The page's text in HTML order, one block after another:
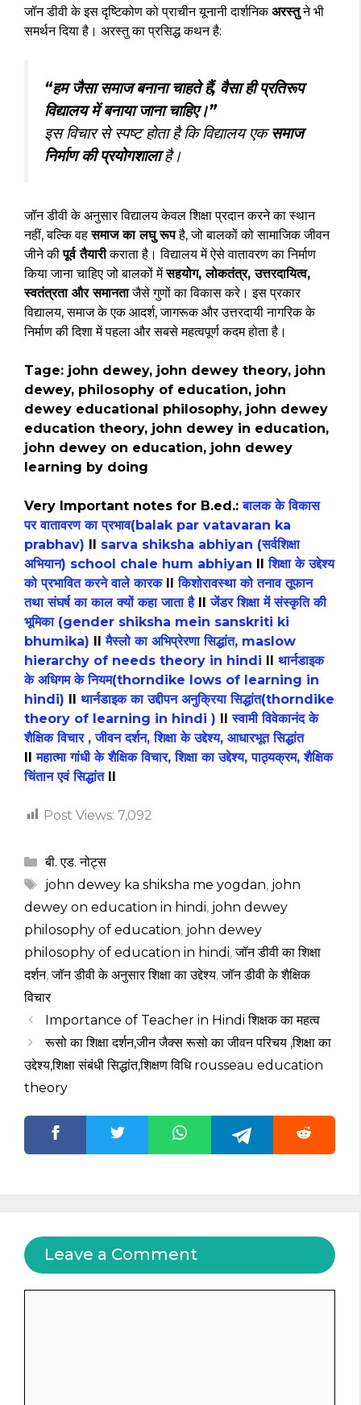
जॉन डीवी के इस दृष्टिकोण को प्राचीन यूनानी दार्शनिकअरस्तुने भी
समर्थन दिया है। अरस्तु का प्रसिद्ध कथन है:
“हम जैसा समाज बनाना चाहते हैं, वैसा ही प्रतिरूप
विद्यालय में बनाया जाना चाहिए।”
इस विचार से स्पष्ट होता है कि विद्यालय एकसमाज
निर्माण की प्रयोगशालाहै।
जॉन डीवी के अनुसार विद्यालय केवल शिक्षा प्रदान करने का स्थान
नहीं, बल्कि वहसमाज का लघु रूपहै, जो बालकों को सामाजिक जीवन
जीने कीपूर्व तैयारीकराता है। विद्यालय में ऐसे वातावरण का निर्माण
किया जाना चाहिए जो बालकों मेंसहयोग, लोकतंत्र, उत्तरदायित्व,
स्वतंत्रता और समानताजैसे गुणों का विकास करे। इस प्रकार
विद्यालय, समाज के एक आदर्श, जागरूक और उत्तरदायी नागरिक के
निर्माण की दिशा में पहला और सबसे महत्वपूर्ण कदम होता है।
Tage: john dewey, john dewey theory, john
dewey, philosophy of education, john
dewey educational philosophy, john dewey
education theory, john dewey in education,
john dewey on education, john dewey
learning by doing
Very Important notes for B.ed.:बालक के विकास
पर वातावरण का प्रभाव(balak par vatavaran ka
prabhav) II sarva shiksha abhiyan (सर्वशिक्षा
अभियान) school chale hum abhiyan IIशिक्षा के उद्देश्य
को प्रभावित करने वाले कारकIIकिशोरावस्था को तनाव तूफान
तथा संघर्ष का काल क्यों कहा जाता हैIIजेंडर शिक्षा में संस्कृति की
भूमिका (gender shiksha mein sanskriti ki
bhumika) IIमैस्लो का अभिप्रेरणा सिद्धांत, maslow
hierarchy of needs theory in hindi II थार्नडाइक
के अधिगम के नियम(thorndike lows of learning in
hindi) II थार्नडाइक का उद्दीपन अनुक्रिया सिद्धांत(thorndike
theory of learning in hindi ) IIस्वामी विवेकानंद के
शैक्षिक विचार , जीवन दर्शन, शिक्षा के उद्देश्य, आधारभूत सिद्धांत
IIमहात्मा गांधी के शैक्षिक विचार, शिक्षा का उद्देश्य, पाठ्यक्रम, शैक्षिक
चिंतान एवं सिद्धांतII
Post Views: 7,092
Categories
बी. एड. नोट्स
Tags
john dewey ka shiksha me yogdan, john
dewey on education in hindi, john dewey
philosophy of education, john dewey
philosophy of education in hindi,जॉन डीवी का शिक्षा
दर्शन,जॉन डीवी के अनुसार शिक्षा का उद्देश्य,जॉन डीवी के शैक्षिक
विचार
Importance of Teacher in Hindi शिक्षक का महत्व
रूसो का शिक्षा दर्शन,जीन जैक्स रूसो का जीवन परिचय ,शिक्षा का
उद्देश्य,शिक्षा संबंधी सिद्धांत,शिक्षण विधि rousseau education
theory
Leave a Comment